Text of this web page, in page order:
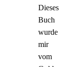
Dieses
Buch
wurde
mir
vom